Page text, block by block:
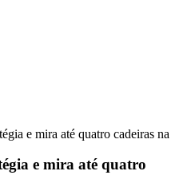
e mira até quatro cadeiras na
e mira até quatro